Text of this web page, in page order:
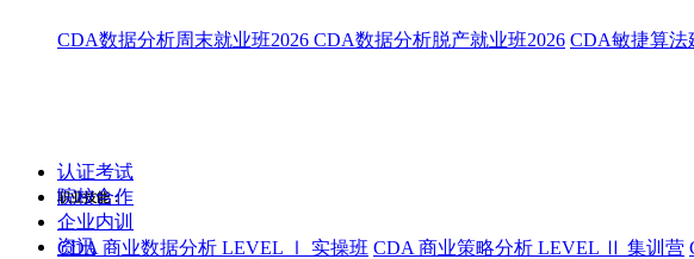
CDA数据分析周末就业班2026 CDA数据分析脱产就业班2026 CDA敏捷算法
职业技能：
CDA 商业数据分析 LEVEL Ⅰ 实操班 CDA 商业策略分析 LEVEL Ⅱ 集训营
认证考试
院校合作
企业内训
资讯